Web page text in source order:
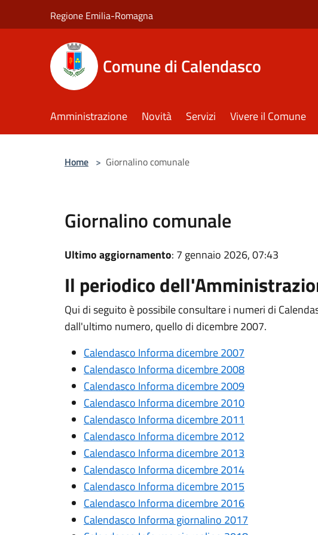
Regione Emilia-Romagna
Comune di Calendasco
Amministrazione Novità Servizi Vivere il Comune
Home > Giornalino comunale
Giornalino comunale
Ultimo aggiornamento: 7 gennaio 2026, 07:43
Il periodico
Qui di seguito è possibile consultare i numeri di
dall'ultimo numero, quello di dicembre 2007.
Calendasco Informa dicembre 2007
Calendasco Informa dicembre 2008
Calendasco Informa dicembre 2009
Calendasco Informa dicembre 2010
Calendasco Informa dicembre 2011
Calendasco Informa dicembre 2012
Calendasco Informa dicembre 2013
Calendasco Informa dicembre 2014
Calendasco Informa dicembre 2015
Calendasco Informa dicembre 2016
Calendasco Informa giornalino 2017